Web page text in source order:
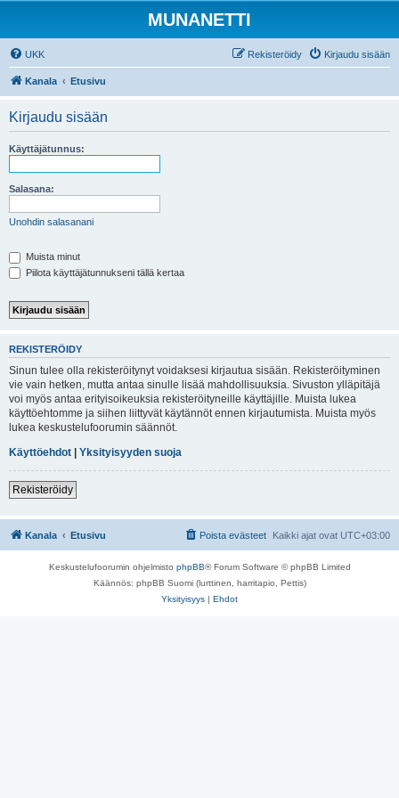
MUNANETTI
UKK Kirjaudu sisään
Rekisteröidy
Kanala Etusivu
Kirjaudu sisään
Käyttäjätunnus:
Salasana:
Unohdin salasanani
Muista minut
Piilota käyttäjätunnukseni tällä kertaa
REKISTERÖIDY
Sinun tulee olla rekisteröitynyt voidaksesi kirjautua sisään. Rekisteröityminen
vie vain hetken, mutta antaa sinulle lisää mahdollisuuksia. Sivuston ylläpitäjä
voi myös antaa erityisoikeuksia rekisteröityneille käyttäjille. Muista lukea
käyttöehtomme ja siihen liittyvät käytännöt ennen kirjautumista. Muista myös
lukea keskustelufoorumin säännöt.
Käyttöehdot | Yksityisyyden suoja
Rekisteröidy
Kanala Etusivu Kaikki ajat ovat UTC+03:00
Poista evästeet
Keskustelufoorumin ohjelmisto phpBB® Forum Software © phpBB Limited
Käännös: phpBB Suomi (lurttinen, harritapio, Pettis)
Yksityisyys | Ehdot